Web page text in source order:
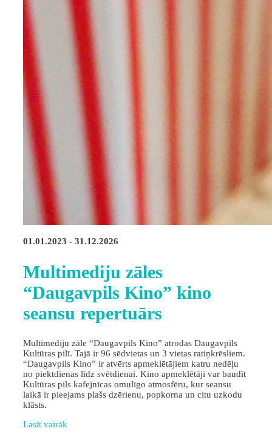
01.01.2023 - 31.12.2026
Multimediju zāles
“Daugavpils Kino” kino
seansu repertuārs
Multimediju zāle “Daugavpils Kino” atrodas Daugavpils
Kultūras pilī. Tajā ir 96 sēdvietas un 3 vietas ratiņkrēsliem.
“Daugavpils Kino” ir atvērts apmeklētājiem katru nedēļu
no piektdienas līdz svētdienai. Kino apmeklētāji var baudīt
Kultūras pils kafejnīcas omulīgo atmosfēru, kur seansu
laikā ir pieejams plašs dzērienu, popkorna un citu uzkodu
klāsts.
Lasīt vairāk